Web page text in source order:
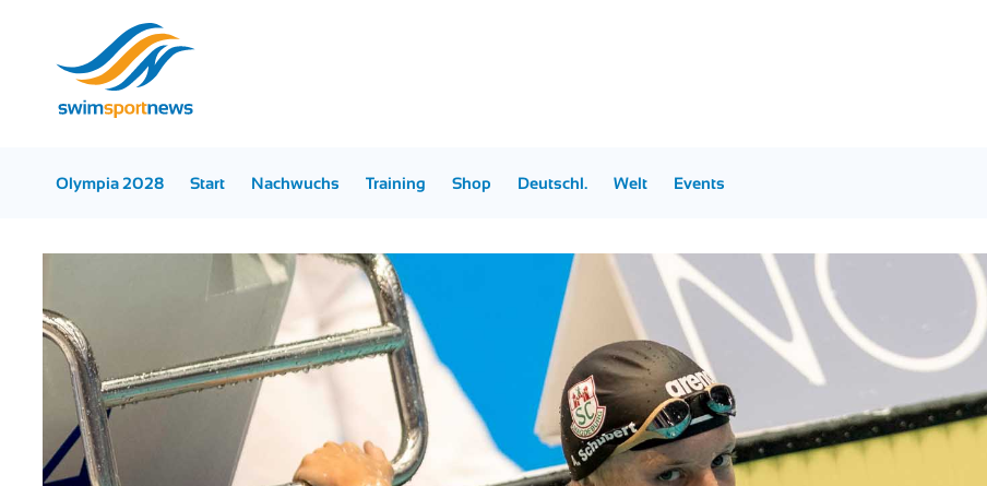
Olympia 2028 Start Nachwuchs Training Shop Deutschl. Welt Events